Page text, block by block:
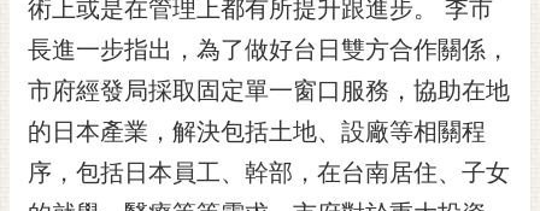
箱
English
日
本
語
術上或是在管理上都有所提升跟進步。 李市
長進一步指出，為了做好台日雙方合作關係，
市府經發局採取固定單一窗口服務，協助在地
的日本產業，解決包括土地、設廠等相關程
序，包括日本員工、幹部，在台南居住、子女